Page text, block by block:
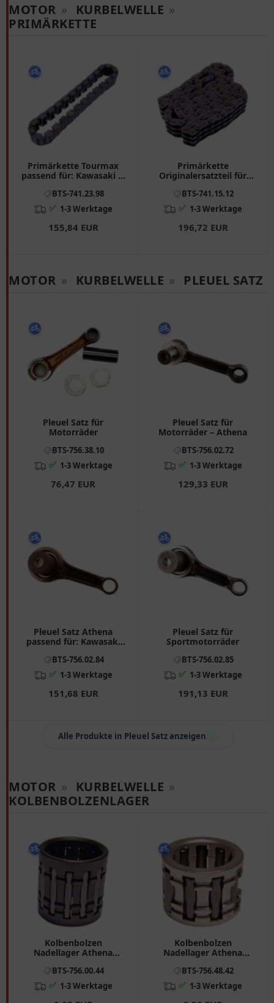
MOTOR » KURBELWELLE »
PRIMÄRKETTE
Primärkette Tourmax
passend für: Kawasaki Z,
BTS-741.23.98
✅ 1-3 Werktage
155,84 EUR
Primärkette
Originalersatzteil für
BTS-741.15.12
✅ 1-3 Werktage
196,72 EUR
MOTOR » KURBELWELLE » PLEUEL SATZ
Pleuel Satz für
Motorräder
BTS-756.38.10
✅ 1-3 Werktage
76,47 EUR
Pleuel Satz für
Motorräder – Athena
BTS-756.02.72
✅ 1-3 Werktage
129,33 EUR
Pleuel Satz Athena
passend für: Kawasaki
BTS-756.02.84
✅ 1-3 Werktage
151,68 EUR
Pleuel Satz für
Sportmotorräder
BTS-756.02.85
✅ 1-3 Werktage
191,13 EUR
Alle Produkte in Pleuel Satz anzeigen
MOTOR » KURBELWELLE »
KOLBENBOLZENLAGER
Kolbenbolzen
Nadellager Athena
passend für: Aprilia RS,
RX, SX, MX
BTS-756.00.44
✅ 1-3 Werktage
Kolbenbolzen
Nadellager Athena
passend für: Piaggio
NRG, Zip, Free
BTS-756.48.42
✅ 1-3 Werktage